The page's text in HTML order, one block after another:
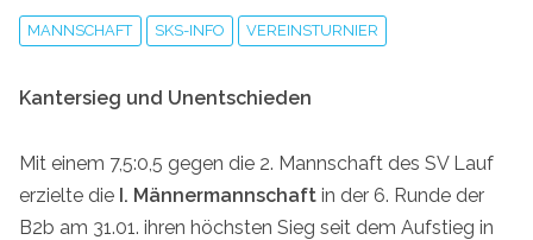
MANNSCHAFT SKS-INFO VEREINSTURNIER
Kantersieg und Unentschieden
Mit einem 7,5:0,5 gegen die 2. Mannschaft des SV Lauf
erzielte die I. Männermannschaft in der 6. Runde der
B2b am 31.01. ihren höchsten Sieg seit dem Aufstieg in